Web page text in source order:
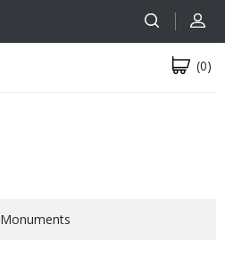
(0)
Monuments